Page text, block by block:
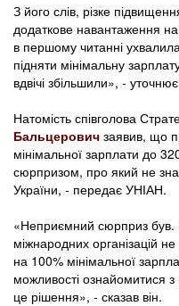
З його слів, різке
додаткове навантаження
в першому читанні
підняти мінімальну
вдвічі збільшили», -
Натомість співголова
Бальцерович заявив, що
мінімальної зарплати до
сюрпризом, про який не
України, - передає УНІАН.
«Неприємний сюрприз був.
міжнародних організацій
на 100% мінімальної
можливості ознайомитися
це рішення», - сказав він.